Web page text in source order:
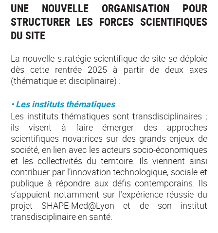
UNE NOUVELLE ORGANISATION POUR
STRUCTURER LES FORCES SCIENTIFIQUES
DU SITE
La nouvelle stratégie scientifique de site se déploie
dès cette rentrée 2025 à partir de deux axes
(thématique et disciplinaire) :
• Les instituts thématiques
Les instituts thématiques sont transdisciplinaires ;
ils visent à faire émerger des approches
scientifiques novatrices sur des grands enjeux de
société, en lien avec les acteurs socio-économiques
et les collectivités du territoire. Ils viennent ainsi
contribuer par l’innovation technologique, sociale et
publique à répondre aux défis contemporains. Ils
s’appuient notamment sur l’expérience réussie du
projet SHAPE-Med@Lyon et de son institut
transdisciplinaire en santé.